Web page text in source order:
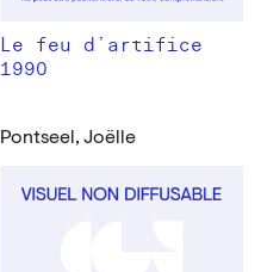
Le feu d’artifice
1990
Pontseel, Joëlle